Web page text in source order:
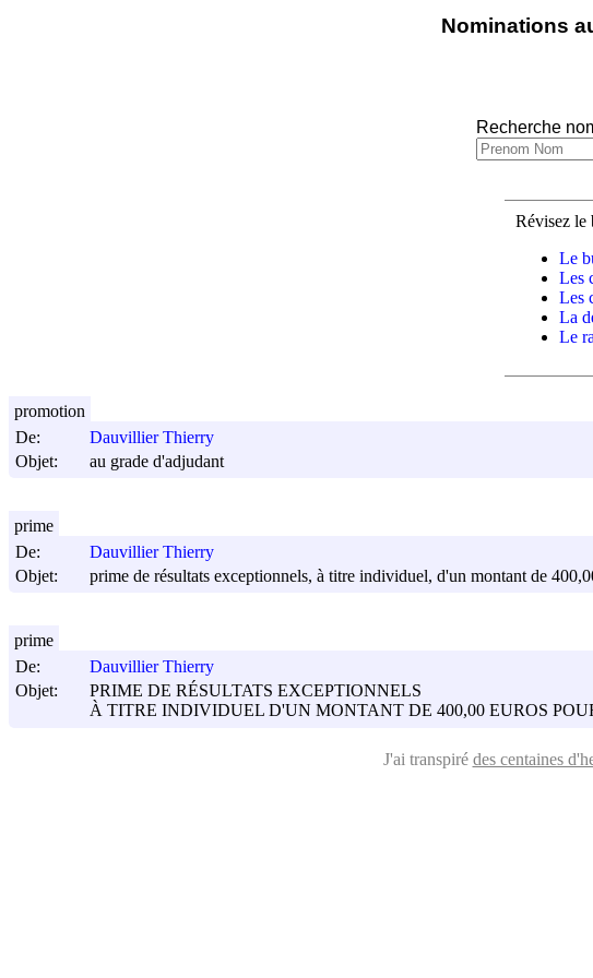
Nominations
Recherche
Révisez le
Le
Les
Les
La
Le
De:
Dauvillier Thierry
Objet:
au grade d'adjudant
promotion
De:
Dauvillier Thierry
Objet:
prime de résultats exceptionnels, à titre individuel, d'un montant de
prime
De:
Dauvillier Thierry
Objet:
PRIME DE RÉSULTATS EXCEPTIONNELS
À TITRE INDIVIDUEL D'UN MONTANT DE 400,00 EUROS
prime
J'ai transpiré des centaines